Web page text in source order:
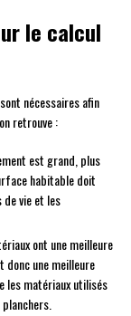
le calcul
nécessaires afin
retrouve :
est grand, plus
habitable doit
vie et les
ont une meilleure
une meilleure
les matériaux utilisés